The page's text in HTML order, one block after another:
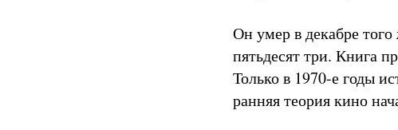
Он умер в декабре
пятьдесят три. Книга
Только в 1970-е годы
ранняя теория кино